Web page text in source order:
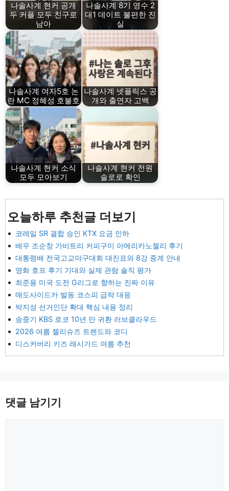
나솔사계 현커 공개
두 커플 모두 친구로
남아
나솔사계 8기 영수 2
대1 데이트 불편한 진
실
나솔사계 여자5호 논
란 MC 정혜성 호불호
나솔사계 넷플릭스 공
개와 출연자 고백
나솔사계 현커 소식
모두 모아보기
나솔사계 현커 전원
솔로로 확인
오늘하루 추천글 더보기
코레일 SR 결합 승인 KTX 요금 인하
배우 조순창 가비트리 커피구미 아메리카노젤리 후기
대통령배 전국고교야구대회 대진표와 8강 중계 안내
영화 호프 후기 기대와 실제 관람 솔직 평가
최준용 미국 도전 G리그로 향하는 진짜 이유
매도사이드카 발동 코스피 급락 대응
박지성 선거인단 확대 핵심 내용 정리
송중기 KBS 로코 10년 만 귀환 러브클라우드
2026 여름 젤리슈즈 트렌드와 코디
디스커버리 키즈 래시가드 여름 추천
댓글 남기기